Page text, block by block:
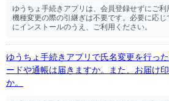
ゆうちょ手続きアプリは、会員登録せずにご利
機種変更の際の引継ぎは不要です。必要に応
にインストールのうえ、ご利用ください。
ゆうちょ手続きアプリで氏名変更を行っ
ードや通帳は届きますか。また、お届け
か。